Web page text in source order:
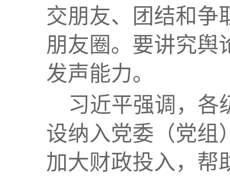
交朋友、团结和争
朋友圈。要讲究舆
发声能力。
习近平强调，各
设纳入党委（党组
加大财政投入，帮